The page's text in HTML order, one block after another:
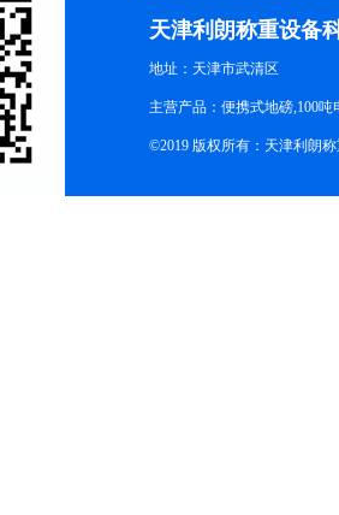
天津利朗称重设备
地址：天津市武清区
主营产品：便携式地磅,100
©2019 版权所有：天津利朗